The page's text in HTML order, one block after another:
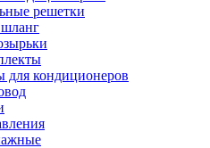
решетки
кондиционеров